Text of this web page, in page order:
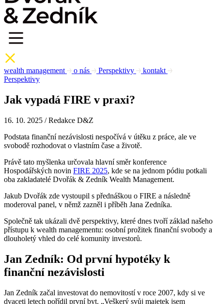
wealth management o nás Perspektivy
kontakt
Perspektivy
Jak vypadá FIRE v praxi?
16. 10. 2025 /Redakce D&Z
Podstata finanční nezávislosti nespočívá v útěku z práce, ale ve
svobodě rozhodovat o vlastním čase a životě.
Právě tato myšlenka určovala hlavní směr konference
Hospodářských novin FIRE 2025, kde se na jednom pódiu potkali
oba zakladatelé Dvořák & Zedník Wealth Management.
Jakub Dvořák zde vystoupil s přednáškou o FIRE a následně
moderoval panel, v němž zazněl i příběh Jana Zedníka.
Společně tak ukázali dvě perspektivy, které dnes tvoří základ našeho
přístupu k wealth managementu: osobní prožitek finanční svobody a
dlouholetý vhled do celé komunity investorů.
Jan Zedník: Od první hypotéky k
finanční nezávislosti
Jan Zedník začal investovat do nemovitostí v roce 2007, kdy si ve
dvaceti letech pořídil první byt. „Veškerý svůj majetek jsem